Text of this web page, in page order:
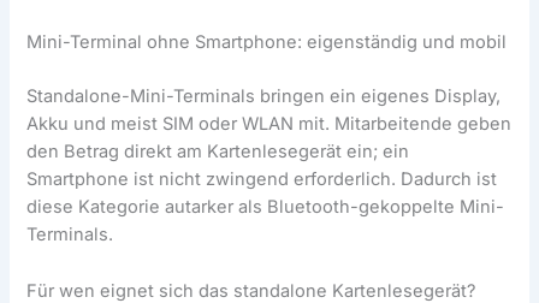
Mini-Terminal ohne Smartphone: eigenständig und mobil
Standalone-Mini-Terminals bringen ein eigenes Display,
Akku und meist SIM oder WLAN mit. Mitarbeitende geben
den Betrag direkt am Kartenlesegerät ein; ein
Smartphone ist nicht zwingend erforderlich. Dadurch ist
diese Kategorie autarker als Bluetooth-gekoppelte Mini-
Terminals.
Für wen eignet sich das standalone Kartenlesegerät?